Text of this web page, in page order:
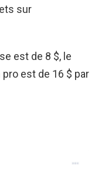
sur
est de 8 $, le
est de 16 $ par